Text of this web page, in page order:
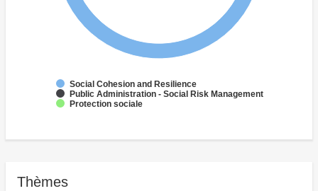
Social Cohesion and Resilience
Public Administration - Social Risk Management
Protection sociale
Thèmes